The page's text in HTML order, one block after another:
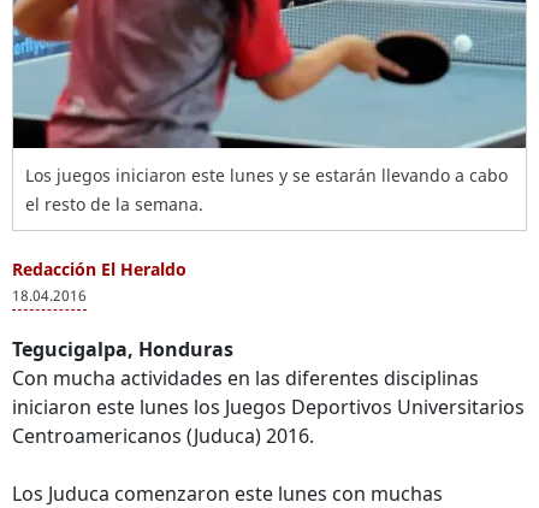
Los juegos iniciaron este lunes y se estarán llevando a cabo
el resto de la semana.
Redacción El Heraldo
18.04.2016
Tegucigalpa, Honduras
Con mucha actividades en las diferentes disciplinas
iniciaron este lunes los Juegos Deportivos Universitarios
Centroamericanos (Juduca) 2016.
Los Juduca comenzaron este lunes con muchas